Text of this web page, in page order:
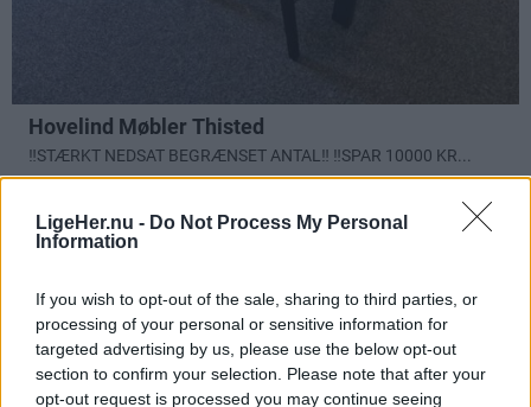
LigeHer.nu - Do Not Process My Personal
Information
If you wish to opt-out of the sale, sharing to third parties, or
processing of your personal or sensitive information for
targeted advertising by us, please use the below opt-out
section to confirm your selection. Please note that after your
opt-out request is processed you may continue seeing
Annonceret indhold
Følg med
i Thy-Mors